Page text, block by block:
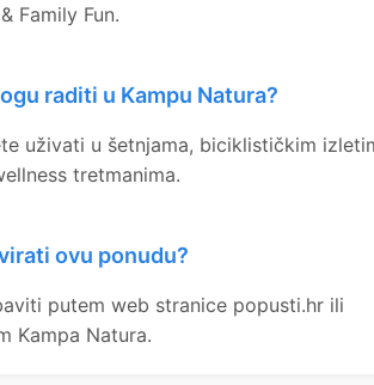
Family Fun.
raditi u Kampu Natura?
uživati u šetnjama, biciklističkim
tretmanima.
ovu ponudu?
putem web stranice popusti.hr ili
Kampa Natura.